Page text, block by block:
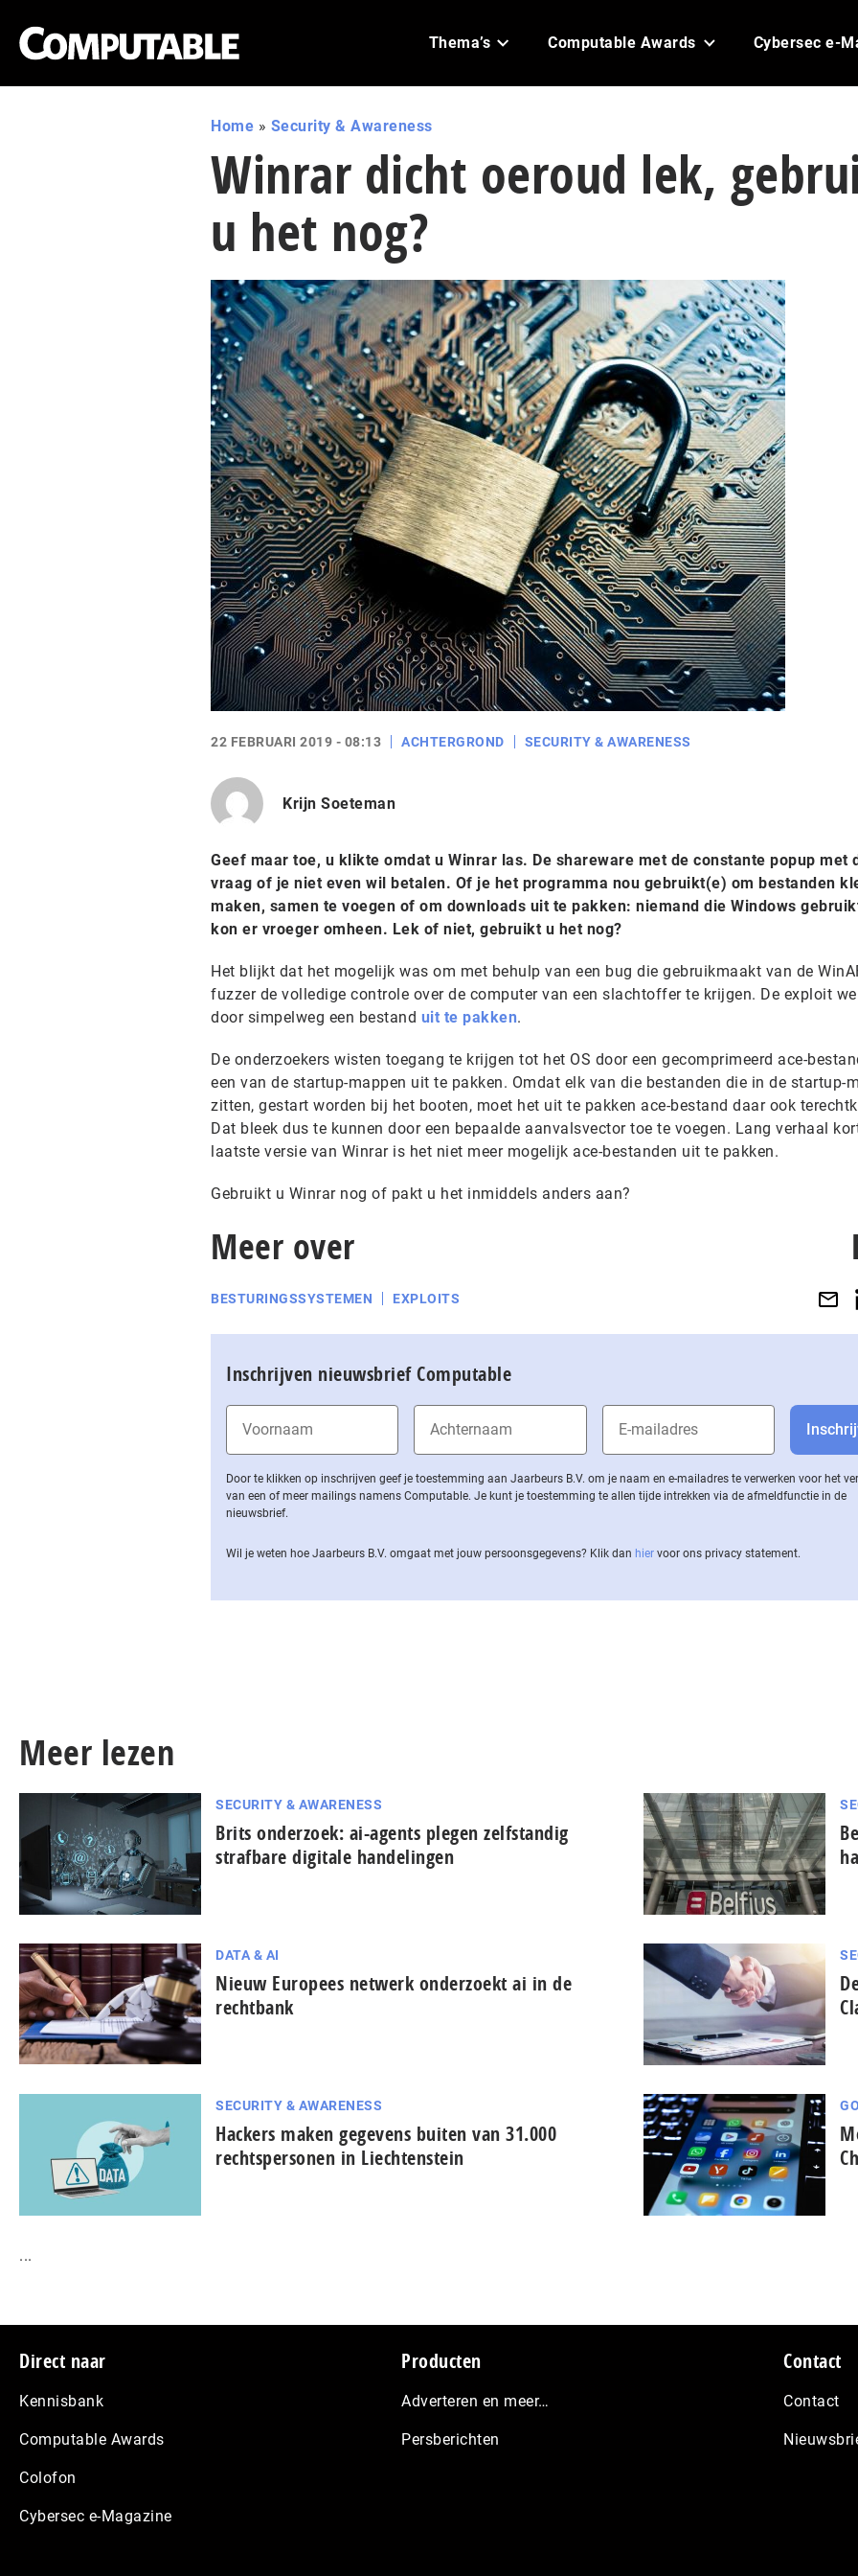
Thema’s Computable Awards Cybersec e-
Home » Security & Awareness
Winrar dicht oeroud lek,
u het nog?
22 FEBRUARI 2019 - 08:13 ACHTERGROND SECURITY & AWARENESS
Krijn Soeteman
Geef maar toe, u klikte omdat u Winrar las. De shareware met de constante popup met
vraag of je niet even wil betalen. Of je het programma nou gebruikt(e) om bestanden
maken, samen te voegen of om downloads uit te pakken: niemand die Windows
kon er vroeger omheen. Lek of niet, gebruikt u het nog?
Het blijkt dat het mogelijk was om met behulp van een bug die gebruikmaakt van de
fuzzer de volledige controle over de computer van een slachtoffer te krijgen. De exploit
door simpelweg een bestand uit te pakken.
De onderzoekers wisten toegang te krijgen tot het OS door een gecomprimeerd ace-
een van de startup-mappen uit te pakken. Omdat elk van die bestanden die in de startup-
zitten, gestart worden bij het booten, moet het uit te pakken ace-bestand daar ook
Dat bleek dus te kunnen door een bepaalde aanvalsvector toe te voegen. Lang verhaal
laatste versie van Winrar is het niet meer mogelijk ace-bestanden uit te pakken.
Gebruikt u Winrar nog of pakt u het inmiddels anders aan?
Meer over
BESTURINGSSYSTEMEN EXPLOITS
Inschrijven nieuwsbrief Computable
Door te klikken op inschrijven geef je toestemming aan Jaarbeurs B.V. om je naam en e-mailadres te verwerken voor het
van een of meer mailings namens Computable. Je kunt je toestemming te allen tijde intrekken via de af­meld­func­tie in de
nieuwsbrief.
Wil je weten hoe Jaarbeurs B.V. omgaat met jouw per­soons­ge­ge­vens? Klik dan hier voor ons privacy statement.
Meer lezen
SECURITY & AWARENESS
Brits onderzoek: ai-agents plegen zelfstandig
strafbare digitale handelingen
DATA & AI
Nieuw Europees netwerk onderzoekt ai in de
rechtbank
SECURITY & AWARENESS
Hackers maken gegevens buiten van 31.000
rechtspersonen in Liechtenstein
...
Footer
Direct naar
Kennisbank
Computable Awards
Colofon
Cybersec e-Magazine
Producten
Adverteren en meer…
Persberichten
Contact
Contact